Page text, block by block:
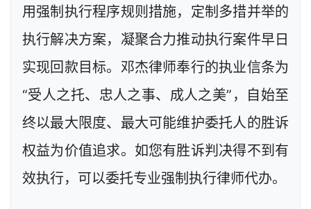
用强制执行程序规则措施，定制多措并举的
执行解决方案，凝聚合力推动执行案件早日
实现回款目标。邓杰律师奉行的执业信条为
“受人之托、忠人之事、成人之美”，自始至
终以最大限度、最大可能维护委托人的胜诉
权益为价值追求。如您有胜诉判决得不到有
效执行，可以委托专业强制执行律师代办。